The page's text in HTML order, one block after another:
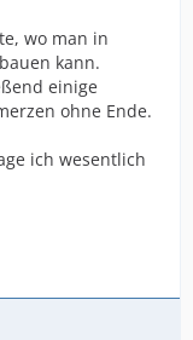
wo man in
kann.
einige
ohne Ende.
ich wesentlich